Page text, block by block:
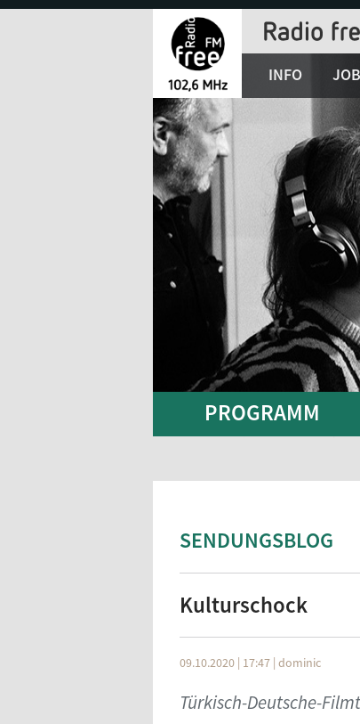
Jump
INFO
PROGRAMM
SENDUNGSBLOG
Kulturschock
09.10.2020 | 17:47 | dominic
Türkisch-Deutsche-